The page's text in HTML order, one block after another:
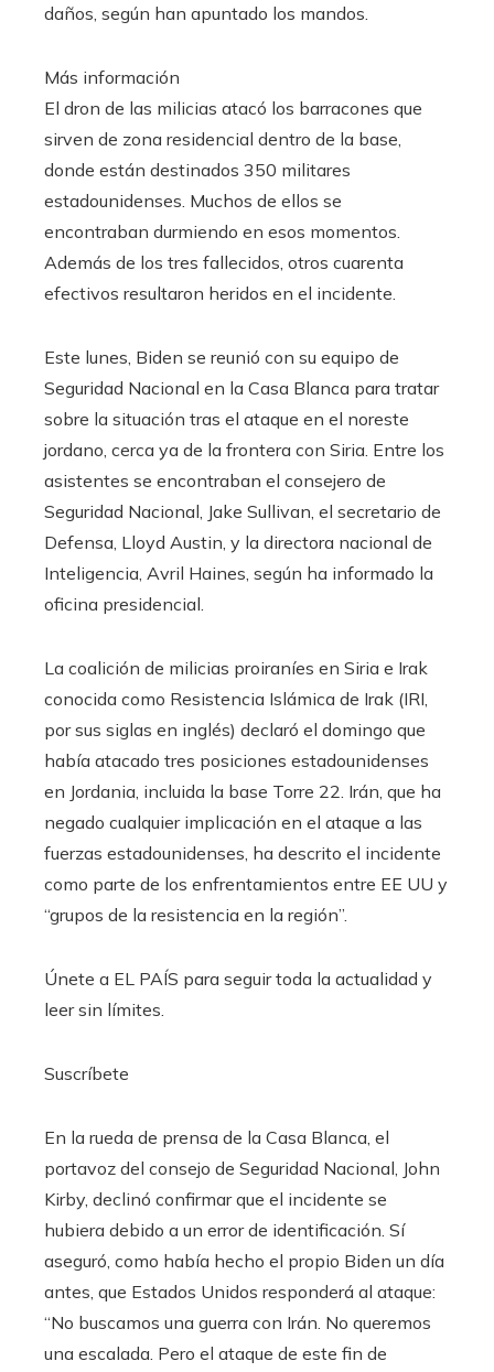
daños, según han apuntado los mandos.
Más información
El dron de las milicias atacó los barracones que
sirven de zona residencial dentro de la base,
donde están destinados 350 militares
estadounidenses. Muchos de ellos se
encontraban durmiendo en esos momentos.
Además de los tres fallecidos, otros cuarenta
efectivos resultaron heridos en el incidente.
Este lunes, Biden se reunió con su equipo de
Seguridad Nacional en la Casa Blanca para tratar
sobre la situación tras el ataque en el noreste
jordano, cerca ya de la frontera con Siria. Entre los
asistentes se encontraban el consejero de
Seguridad Nacional, Jake Sullivan, el secretario de
Defensa, Lloyd Austin, y la directora nacional de
Inteligencia, Avril Haines, según ha informado la
oficina presidencial.
La coalición de milicias proiraníes en Siria e Irak
conocida como Resistencia Islámica de Irak (IRI,
por sus siglas en inglés) declaró el domingo que
había atacado tres posiciones estadounidenses
en Jordania, incluida la base Torre 22. Irán, que ha
negado cualquier implicación en el ataque a las
fuerzas estadounidenses, ha descrito el incidente
como parte de los enfrentamientos entre EE UU y
“grupos de la resistencia en la región”.
Únete a EL PAÍS para seguir toda la actualidad y
leer sin límites.
Suscríbete
En la rueda de prensa de la Casa Blanca, el
portavoz del consejo de Seguridad Nacional, John
Kirby, declinó confirmar que el incidente se
hubiera debido a un error de identificación. Sí
aseguró, como había hecho el propio Biden un día
antes, que Estados Unidos responderá al ataque:
“No buscamos una guerra con Irán. No queremos
una escalada. Pero el ataque de este fin de